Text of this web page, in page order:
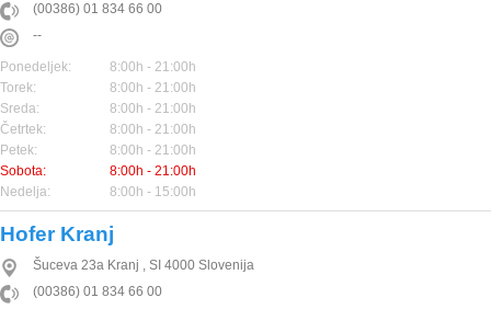
(00386) 01 834 66 00
--
Ponedeljek:
8:00h - 21:00h
Torek:
8:00h - 21:00h
Sreda:
8:00h - 21:00h
Četrtek:
8:00h - 21:00h
Petek:
8:00h - 21:00h
Sobota:
8:00h - 21:00h
Nedelja:
8:00h - 15:00h
Hofer Kranj
Šuceva 23a Kranj , SI 4000 Slovenija
(00386) 01 834 66 00